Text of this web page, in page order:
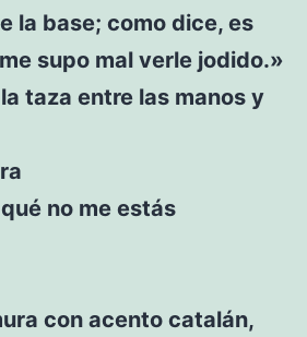
la base; como dice, es
supo mal verle jodido.»
taza entre las manos y
no me estás
con acento catalán,